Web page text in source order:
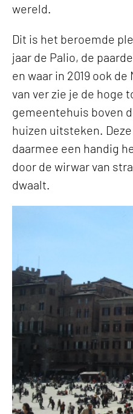
wereld.
Dit is het beroemde
jaar de Palio, de
en waar in 2019 ook
van ver zie je de hoge
gemeentehuis boven
huizen uitsteken.
daarmee een handig
door de wirwar van
dwaalt.